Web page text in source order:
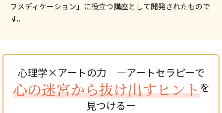
フメディケーション」に役立つ講座として開発されたもので
す。
心理学×アートの力 —アートセラピーで
心の迷宮から抜け出すヒントを
見つけるー